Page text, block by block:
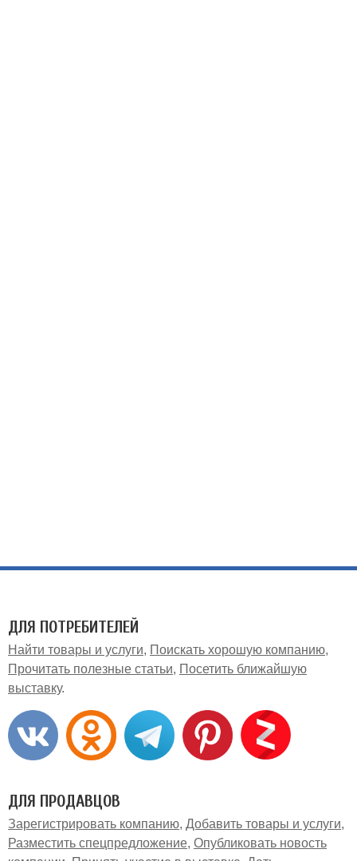
ДЛЯ ПОТРЕБИТЕЛЕЙ
Найти товары и услуги
Поискать хорошую компанию
Прочитать полезные статьи
Посетить ближайшую
выставку
ДЛЯ ПРОДАВЦОВ
Зарегистрировать компанию Добавить товары и услуги
Разместить спецпредложение Опубликовать новость